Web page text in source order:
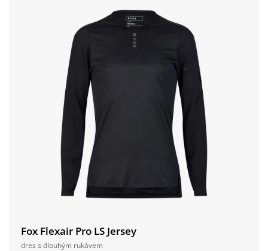
Fox Flexair Pro LS Jersey
dres s dlouhým rukávem